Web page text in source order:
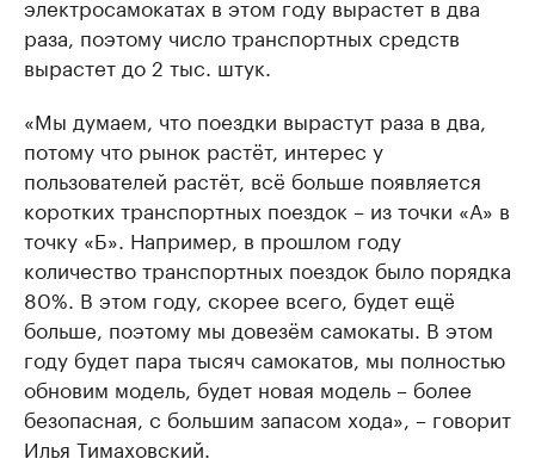
раза, поэтому число транспортных средств
вырастет до 2 тыс. штук.
«Мы думаем, что поездки вырастут раза в два,
потому что рынок растёт, интерес у
пользователей растёт, всё больше появляется
коротких транспортных поездок – из точки «А» в
точку «Б». Например, в прошлом году
количество транспортных поездок было порядка
80%. В этом году, скорее всего, будет ещё
больше, поэтому мы довезём самокаты. В этом
году будет пара тысяч самокатов, мы полностью
обновим модель, будет новая модель – более
безопасная, с большим запасом хода», – говорит
Илья Тимаховский.